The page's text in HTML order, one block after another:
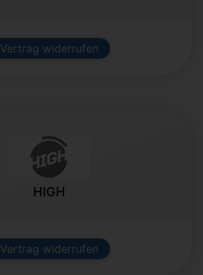
Vertrag widerrufen
HIGH
Vertrag widerrufen